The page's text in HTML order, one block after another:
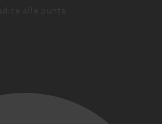
alle punte.